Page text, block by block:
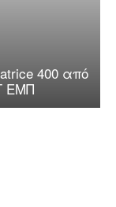
400 από
ΕΜΠ